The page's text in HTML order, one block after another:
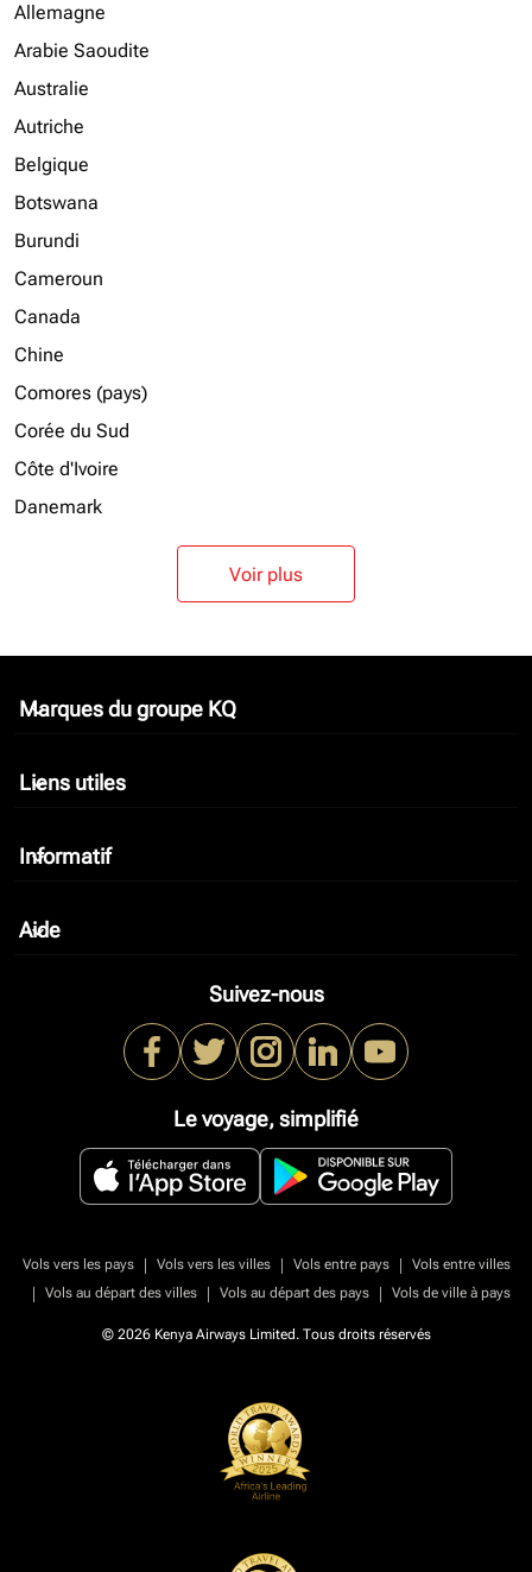
Allemagne
Arabie Saoudite
Australie
Autriche
Belgique
Botswana
Burundi
Cameroun
Canada
Chine
Comores (pays)
Corée du Sud
Côte d'Ivoire
Danemark
Voir plus
Marques du groupe KQ
keyboard_arrow_down
Liens utiles
keyboard_arrow_down
Informatif
keyboard_arrow_down
Aide
keyboard_arrow_down
Suivez-nous
Le voyage, simplifié
Vols vers les pays | Vols vers les villes | Vols entre pays |
Vols entre villes
|
Vols au départ des villes | Vols au départ des pays | Vols de ville à pays
© 2026 Kenya Airways Limited. Tous droits réservés